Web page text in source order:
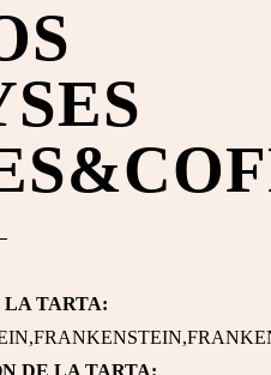
LA TARTA:
DE LA TARTA: